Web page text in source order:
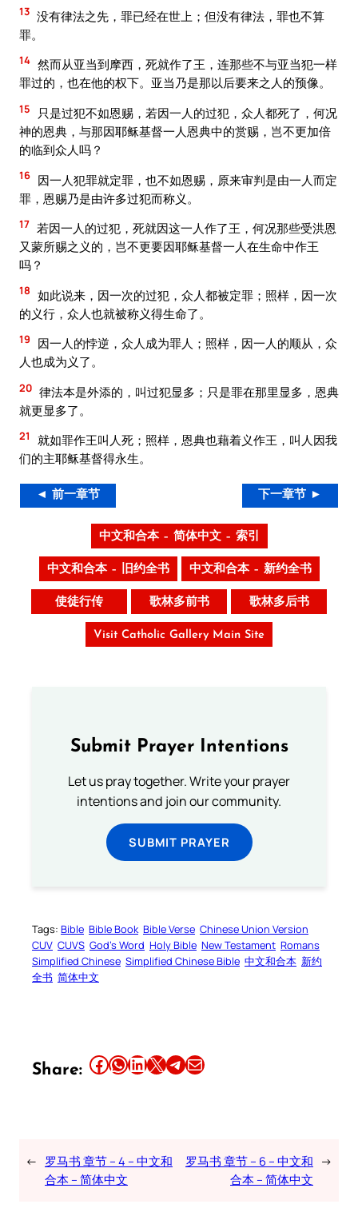
13 没有律法之先，罪已经在世上；但没有律法，罪也不算
罪。
14 然而从亚当到摩西，死就作了王，连那些不与亚当犯一样
罪过的，也在他的权下。亚当乃是那以后要来之人的预像。
15
只是过犯不如恩赐，若因一人的过犯，众人都死了，何况
神的恩典，与那因耶稣基督一人恩典中的赏赐，岂不更加倍
的临到众人吗？
16 因一人犯罪就定罪，也不如恩赐，原来审判是由一人而定
罪，恩赐乃是由许多过犯而称义。
17 若因一人的过犯，死就因这一人作了王，何况那些受洪恩
又蒙所赐之义的，岂不更要因耶稣基督一人在生命中作王
吗？
18 如此说来，因一次的过犯，众人都被定罪；照样，因一次
的义行，众人也就被称义得生命了。
19
因一人的悖逆，众人成为罪人；照样，因一人的顺从，众
人也成为义了。
20 律法本是外添的，叫过犯显多；只是罪在那里显多，恩典
就更显多了。
21
就如罪作王叫人死；照样，恩典也藉着义作王，叫人因我
们的主耶稣基督得永生。
◄ 前一章节 下一章节 ►
中文和合本 – 简体中文 – 索引
中文和合本 – 旧约全书 中文和合本 – 新约全书
使徒行传 歌林多前书 歌林多后书
Visit Catholic Gallery Main Site
Submit Prayer Intentions
Let us pray together. Write your prayer
intentions and join our community.
SUBMIT PRAYER
Tags: Bible Bible Book Bible Verse Chinese Union Version
CUV CUVS God’s Word Holy Bible New Testament Romans
Simplified Chinese Simplified Chinese Bible 中文和合本 新约
全书 简体中文
Share: Share this article on Facebook Share this article on WhatsApp Share this article on LinkedIn Share this article on X Share this article on TelegramEmail this Article
← 罗马书 章节 – 4 – 中文和
合本 – 简体中文
罗马书 章节 – 6 – 中文和
合本 – 简体中文
→